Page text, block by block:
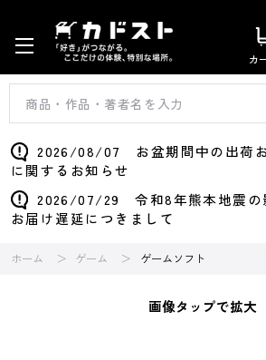
カ
2026/08/07 お盆期間中の出荷
に関するお知らせ
2026/07/29 令和8年熊本地震の
お届け遅延につきまして
ホーム ゲーム ゲームソフト
画像タップで拡大